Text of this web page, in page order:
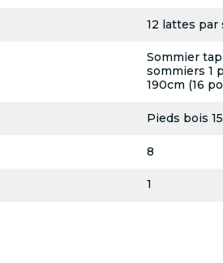
12 lattes par
Sommier
sommiers 1
190cm (16
Pieds bois
8
1